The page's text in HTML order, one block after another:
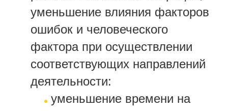
уменьшение влияния факторов
ошибок и человеческого
фактора при осуществлении
соответствующих направлений
деятельности:
уменьшение времени на